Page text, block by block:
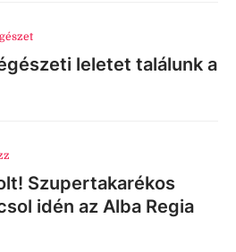
leletet találunk a
Szupertakarékos
idén az Alba Regia